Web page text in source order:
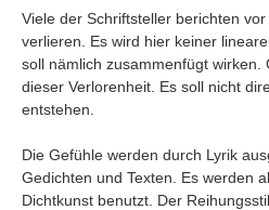
Viele der Schriftsteller berichten
verlieren. Es wird hier keiner
soll nämlich zusammenfügt wirken.
dieser Verlorenheit. Es soll nicht
entstehen.
Die Gefühle werden durch Lyrik
Gedichten und Texten. Es werden
Dichtkunst benutzt. Der